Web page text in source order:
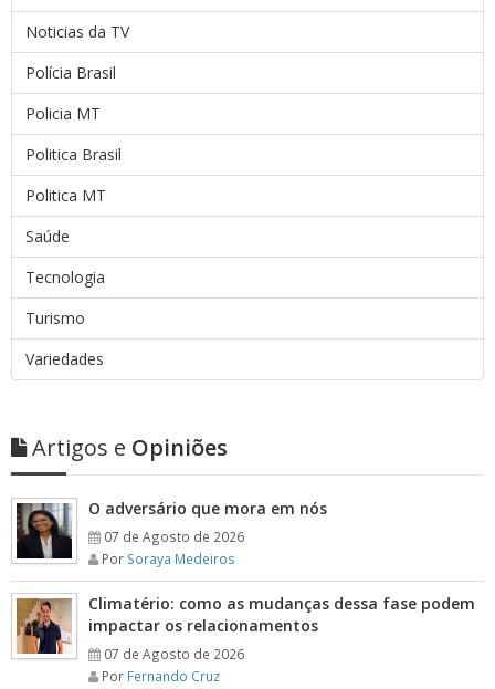
Noticias da TV
Polícia Brasil
Policia MT
Politica Brasil
Politica MT
Saúde
Tecnologia
Turismo
Variedades
Artigos e Opiniões
O adversário que mora em nós
07 de Agosto de 2026
Por Soraya Medeiros
Climatério: como as mudanças dessa fase podem
impactar os relacionamentos
07 de Agosto de 2026
Por Fernando Cruz